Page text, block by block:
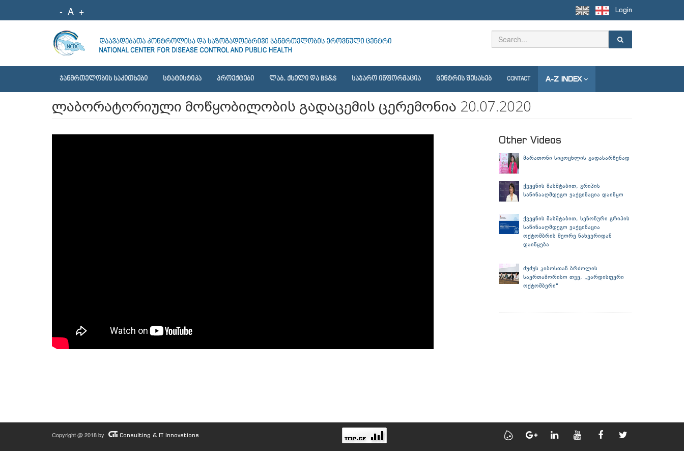
- A + Login
ᲯᲐᲜᲛᲠᲗᲔᲚᲝᲑᲘᲡ ᲡᲐᲙᲘᲗᲮᲔᲑᲘ ᲡᲢᲐᲢᲘᲡᲢᲘᲙᲐ ᲞᲠᲝᲔᲥᲢᲔᲑᲘ ᲚᲐᲑ. ᲥᲡᲔᲚᲘ ᲓᲐ BS&S ᲡᲐᲯᲐᲠᲝ ᲘᲜᲤᲝᲠᲛᲐᲪᲘᲐ ᲪᲔᲜᲢᲠᲘᲡ ᲨᲔᲡᲐᲮᲔᲑ CONTACT A-Z INDEX
ლაბორატორიული მოწყობილობის გადაცემის ცერემონია 20.07.2020
Other Videos
მარათონი სიცოცხლის გადასარჩენად
ქვეყნის მასშტაბით, გრიპის
საწინააღმდეგო ვაქცინაცია დაიწყო
ქვეყნის მასშტაბით, სეზონური გრიპის
საწინააღმდეგო ვაქცინაცია
ოქტომბრის მეორე ნახევრიდან
დაიწყება
ძუძუს კიბოსთან ბრძოლის
საერთაშორისო თვე, „ვარდისფერი
ოქტომბერი"
Copyright @ 2018 by Consulting & IT Innovations